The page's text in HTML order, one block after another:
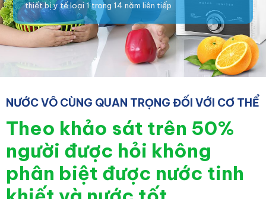
thiết bị y tế loại 1 trong 14 năm liên tiếp
NƯỚC VÔ CÙNG QUAN TRỌNG ĐỐI VỚI CƠ THỂ
Theo khảo sát trên 50%
người được hỏi không
phân biệt được nước tinh